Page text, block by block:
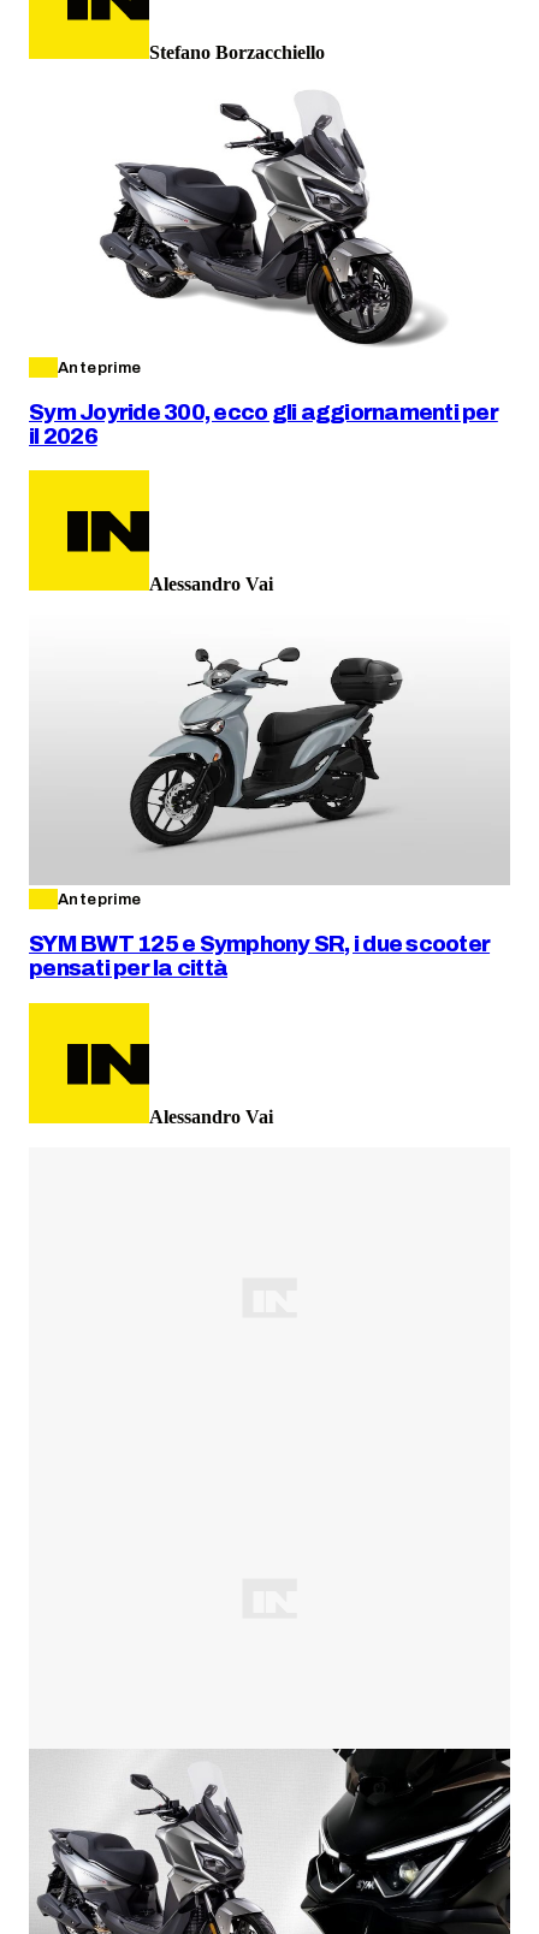
Stefano Borzacchiello
Anteprime
Sym Joyride 300, ecco gli aggiornamenti per
il 2026
Alessandro Vai
Anteprime
SYM BWT 125 e Symphony SR, i due scooter
pensati per la città
Alessandro Vai